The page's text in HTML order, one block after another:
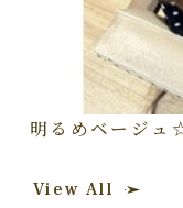
明るめベージュ
View All